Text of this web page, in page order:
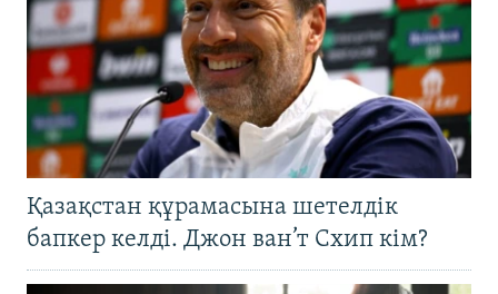
Қазақстан құрамасына шетелдік
бапкер келді. Джон ван’т Схип кім?